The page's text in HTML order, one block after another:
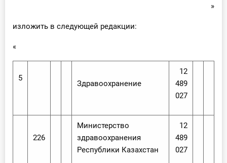
»
изложить в следующей редакции:
«
5
Здравоохранение
12
489
027
226
Министерство
здравоохранения
Республики Казахстан
12
489
027